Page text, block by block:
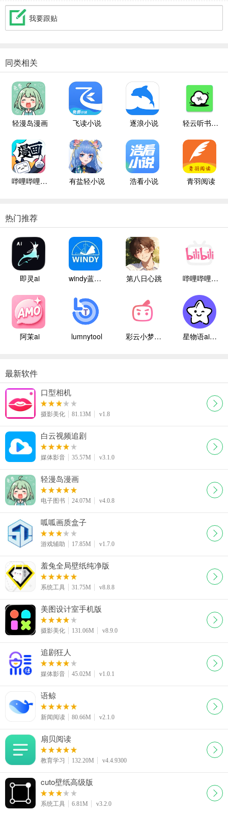
我要跟贴
同类相关
轻漫岛漫画 飞读小说 逐浪小说 轻云听书纯净版
哔哩哔哩漫画 有盐轻小说 浩看小说 青羽阅读
热门推荐
即灵ai windy蓝色气象 第八日心跳 哔哩哔哩白色版
阿茉ai lumnytool 彩云小梦国际版 星物语ai聊天
最新软件
口型相机
摄影美化 81.13M v1.8
白云视频追剧
媒体影音 35.57M v3.1.0
轻漫岛漫画
电子图书 24.07M v4.0.8
呱呱画质盒子
游戏辅助 17.85M v1.7.0
羞兔全局壁纸纯净版
系统工具 31.75M v8.8.8
美图设计室手机版
摄影美化 131.06M v8.9.0
追剧狂人
媒体影音 45.02M v1.0.1
语鲸
新闻阅读 80.66M v2.1.0
扇贝阅读
教育学习 132.20M v4.4.9300
cuto壁纸高级版
系统工具 6.81M v3.2.0